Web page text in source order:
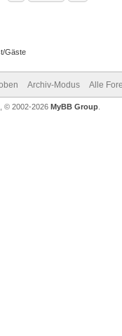
Gäste
Archiv-Modus Alle
, © 2002-2026 MyBB Group